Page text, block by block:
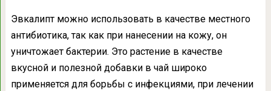
Эвкалипт можно использовать в качестве местного
антибиотика, так как при нанесении на кожу, он
уничтожает бактерии. Это растение в качестве
вкусной и полезной добавки в чай широко
применяется для борьбы с инфекциями, при лечении